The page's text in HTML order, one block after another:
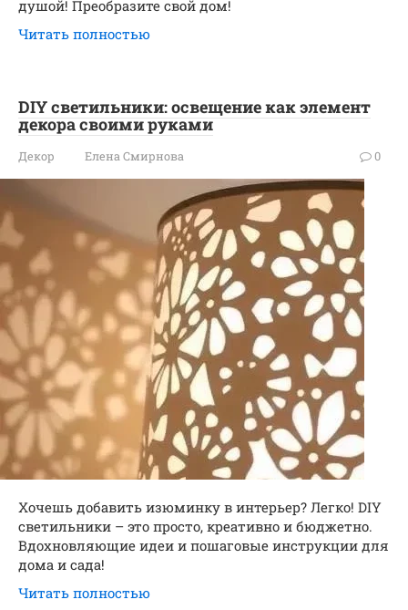
душой! Преобразите свой дом!
Читать полностью
DIY светильники: освещение как элемент
декора своими руками
Декор Елена Смирнова 0
Хочешь добавить изюминку в интерьер? Легко! DIY
светильники – это просто, креативно и бюджетно.
Вдохновляющие идеи и пошаговые инструкции для
дома и сада!
Читать полностью